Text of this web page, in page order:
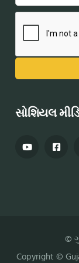
સોશિયલ
©
Copyright ©